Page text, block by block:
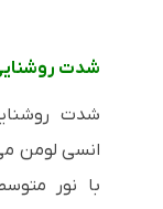
شدت
انسی لومن
با نور